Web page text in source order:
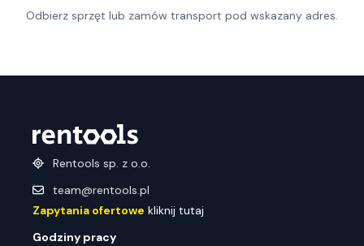
Odbierz sprzęt lub zamów transport pod wskazany adres.
Rentools sp. z o.o.
team@rentools.pl
Zapytania ofertowe kliknij tutaj
Godziny pracy